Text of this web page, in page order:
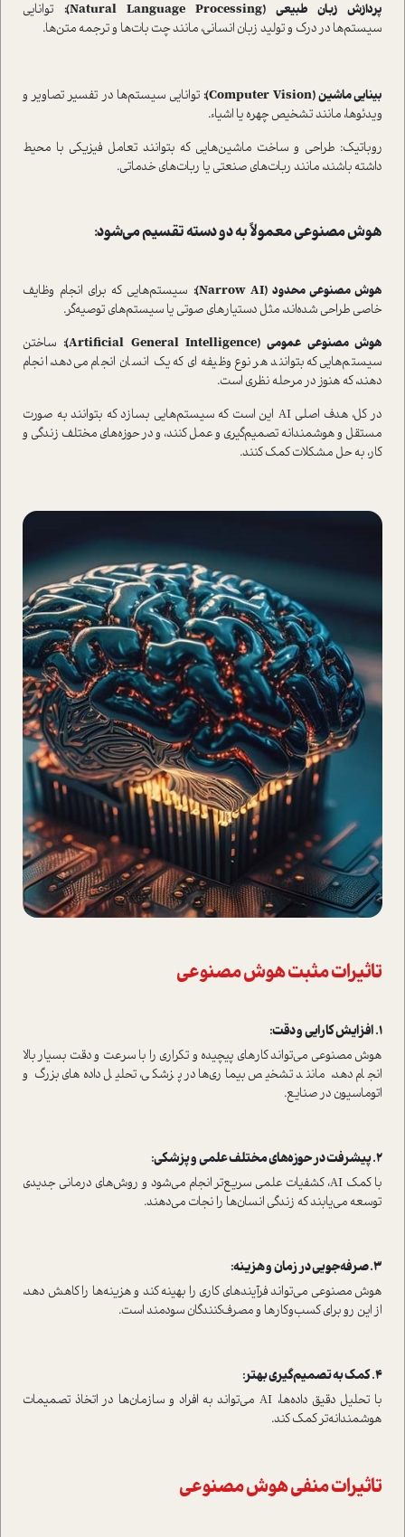
پردازش زبان طبیعی (Natural Language Processing):
توانایی
سیستم‌ها در درک و تولید زبان انسانی، مانند چت بات‌ها و ترجمه متن‌ها.
بینایی ماشین (Computer Vision):
توانایی سیستم‌ها در تفسیر تصاویر و
ویدئوها، مانند تشخیص چهره یا اشیاء.
روباتیک: طراحی و ساخت ماشین‌هایی که بتوانند تعامل فیزیکی با محیط
داشته باشند، مانند ربات‌های صنعتی یا ربات‌های خدماتی.
هوش مصنوعی معمولاً به دو دسته تقسیم می‌شود:
هوش مصنوعی محدود (Narrow AI):
سیستم‌هایی که برای انجام وظایف
خاصی طراحی شده‌اند، مثل دستیارهای صوتی یا سیستم‌های توصیه‌گر.
هوش مصنوعی عمومی (Artificial General Intelligence):
ساختن
سیستم‌هایی که بتوانند هر نوع وظیفه ای که یک انسان انجام می‌دهد، انجام
دهند، که هنوز در مرحله نظری است.
در کل، هدف اصلی AI این است که سیستم‌هایی بسازد که بتوانند به صورت
مستقل و هوشمندانه تصمیم‌گیری و عمل کنند، و در حوزه‌های مختلف زندگی و
کار، به حل مشکلات کمک کنند.
تاثیرات مثبت هوش مصنوعی
1. افزایش کارایی و دقت:
هوش مصنوعی می‌تواند کارهای پیچیده و تکراری را با سرعت و دقت بسیار بالا
انجام دهد، مانند تشخیص بیماری‌ها در پزشکی، تحلیل داده‌های بزرگ و
اتوماسیون در صنایع.
2. پیشرفت در حوزه‌های مختلف علمی و پزشکی:
با کمک AI، کشفیات علمی سریع‌تر انجام می‌شود و روش‌های درمانی جدیدی
توسعه می‌یابند که زندگی انسان‌ها را نجات می‌دهند.
3. صرفه‌جویی در زمان و هزینه:
هوش مصنوعی می‌تواند فرآیندهای کاری را بهینه کند و هزینه‌ها را کاهش دهد،
از این رو برای کسب‌وکارها و مصرف‌کنندگان سودمند است.
4. کمک به تصمیم‌گیری بهتر:
با تحلیل دقیق داده‌ها، AI می‌تواند به افراد و سازمان‌ها در اتخاذ تصمیمات
هوشمندانه‌تر کمک کند.
تاثیرات منفی هوش مصنوعی